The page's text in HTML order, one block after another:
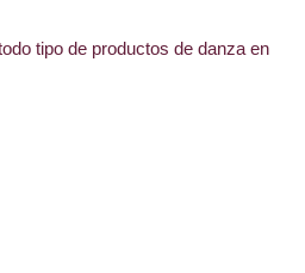
tipo de productos de danza en